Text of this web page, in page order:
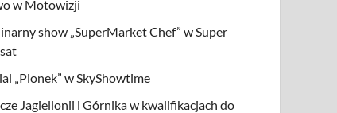
w Motowizji
show „SuperMarket Chef” w Super
„Pionek” w SkyShowtime
Jagiellonii i Górnika w kwalifikacjach do